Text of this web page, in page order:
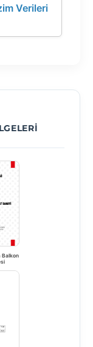
Verileri
Balkon